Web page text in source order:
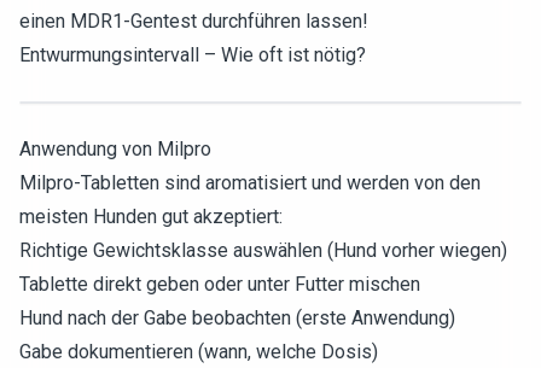
einen MDR1-Gentest durchführen lassen!
Entwurmungsintervall – Wie oft ist nötig?
Anwendung von Milpro
Milpro-Tabletten sind aromatisiert und werden von den
meisten Hunden gut akzeptiert:
Richtige Gewichtsklasse auswählen (Hund vorher wiegen)
Tablette direkt geben oder unter Futter mischen
Hund nach der Gabe beobachten (erste Anwendung)
Gabe dokumentieren (wann, welche Dosis)